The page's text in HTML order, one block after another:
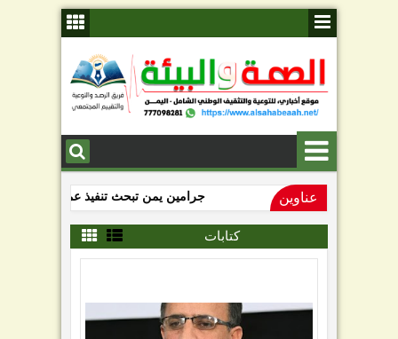
عناوين
جرامين يمن تبحث تنفيذ عمليات إصلاح
كتابات